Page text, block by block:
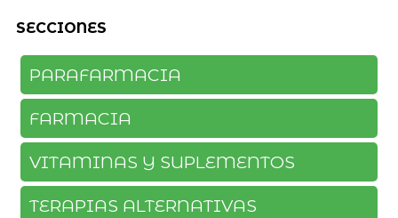
SECCIONES
PARAFARMACIA
FARMACIA
VITAMINAS Y SUPLEMENTOS
TERAPIAS ALTERNATIVAS